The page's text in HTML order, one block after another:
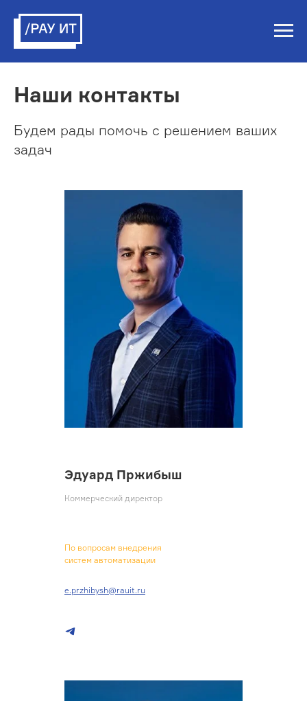
Наши контакты
Будем рады помочь с решением ваших
задач
Эдуард Пржибыш
Коммерческий директор
По вопросам внедрения
систем автоматизации
e.przhibysh@rauit.ru